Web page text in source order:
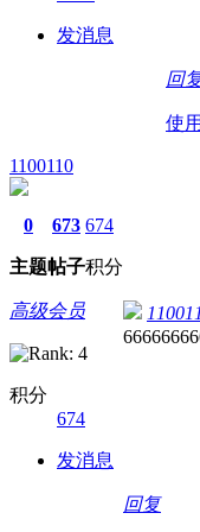
发消息
回
使
1100110
0
主题
673
帖子
674
积分
高级会员
积分
674
发消息
回复